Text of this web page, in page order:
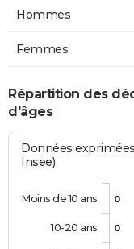
Hommes
Femmes
Répartition des
d'âges
Données
Insee)
0
0
Moins de 10 ans
10-20 ans